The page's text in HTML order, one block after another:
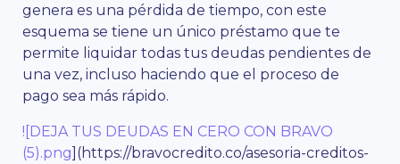
genera es una pérdida de tiempo, con este
esquema se tiene un único préstamo que te
permite liquidar todas tus deudas pendientes de
una vez, incluso haciendo que el proceso de
pago sea más rápido.
![DEJA TUS DEUDAS EN CERO CON BRAVO
(5).png](https://bravocredito.co/asesoria-creditos-